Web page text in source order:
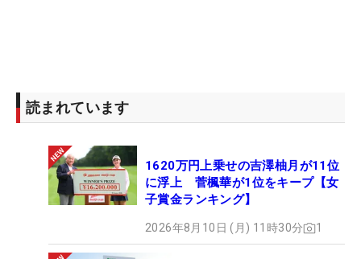
読まれています
1620万円上乗せの吉澤柚月が11位
に浮上 菅楓華が1位をキープ【女
子賞金ランキング】
2026年8月10日 (月) 11時30分 1